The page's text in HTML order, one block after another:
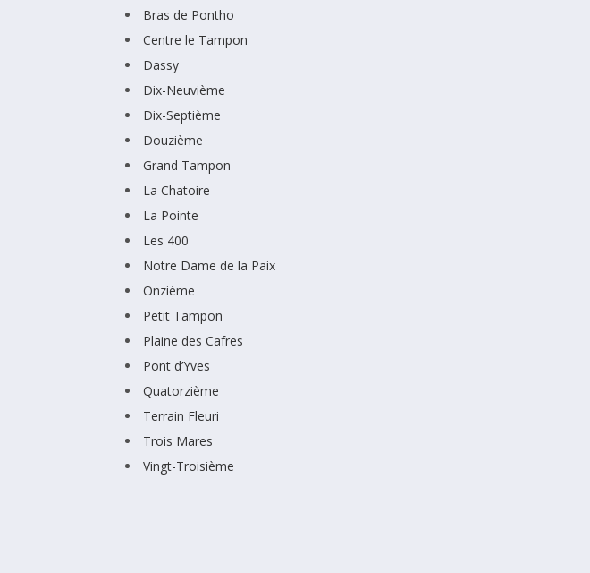
Bras de Pontho
Centre le Tampon
Dassy
Dix-Neuvième
Dix-Septième
Douzième
Grand Tampon
La Chatoire
La Pointe
Les 400
Notre Dame de la Paix
Onzième
Petit Tampon
Plaine des Cafres
Pont d’Yves
Quatorzième
Terrain Fleuri
Trois Mares
Vingt-Troisième